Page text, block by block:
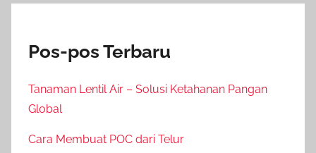
Pos-pos Terbaru
Tanaman Lentil Air – Solusi Ketahanan Pangan
Global
Cara Membuat POC dari Telur